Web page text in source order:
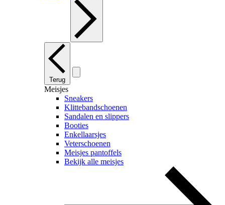
Terug
Meisjes
Sneakers
Klittebandschoenen
Sandalen en slippers
Booties
Enkellaarsjes
Veterschoenen
Meisjes pantoffels
Bekijk alle meisjes